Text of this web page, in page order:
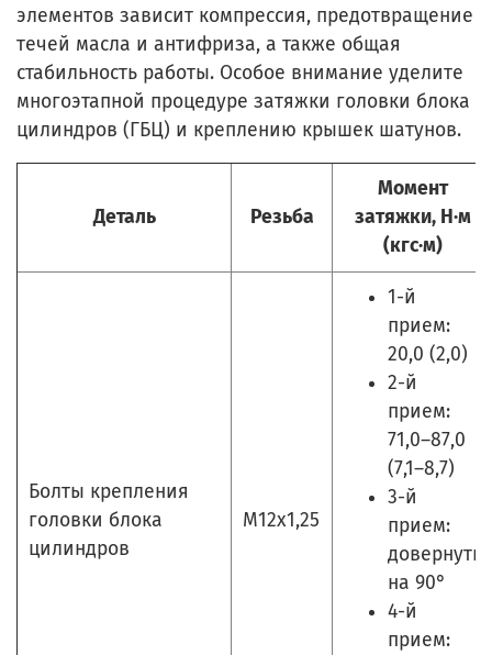
элементов зависит компрессия, предотвращение
течей масла и антифриза, а также общая
стабильность работы. Особое внимание уделите
многоэтапной процедуре затяжки головки блока
цилиндров (ГБЦ) и креплению крышек шатунов.
Деталь Резьба
Момент
затяжки, Н·м
(кгс·м)
Болты крепления
головки блока
цилиндров
М12х1,25
1-й
прием:
20,0 (2,0)
2-й
прием:
71,0–87,0
(7,1–8,7)
3-й
прием:
довернуть
на 90°
4-й
прием: